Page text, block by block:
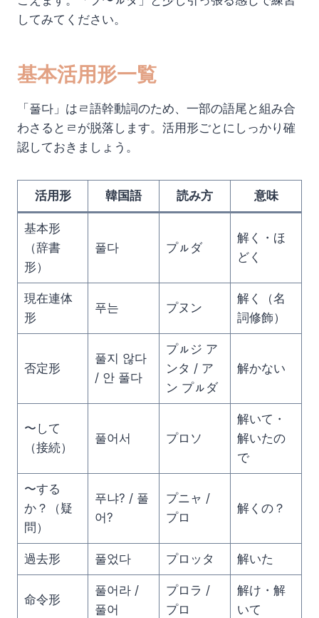
してみてください。
基本活用形一覧
「풀다」はㄹ語幹動詞のため、一部の語尾と組み合
わさるとㄹが脱落します。活用形ごとにしっかり確
認しておきましょう。
活用形 韓国語 読み方 意味
基本形
（辞書
形）
풀다 プㇽダ
解く・ほ
どく
現在連体
形
푸는 プヌン
解く（名
詞修飾）
否定形
풀지 않다
/ 안 풀다
プㇽジ ア
ンタ / ア
ン プㇽダ
解かない
〜して
（接続）
풀어서 プロソ
解いて・
解いたの
で
〜する
か？（疑
問）
푸냐? / 풀
어?
プニャ /
プロ
解くの？
過去形 풀었다 プロッタ 解いた
命令形
풀어라 /
풀어
プロラ /
プロ
解け・解
いて